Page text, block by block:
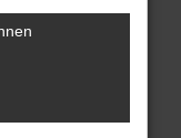
faires
von unserer
unseres
gerne und